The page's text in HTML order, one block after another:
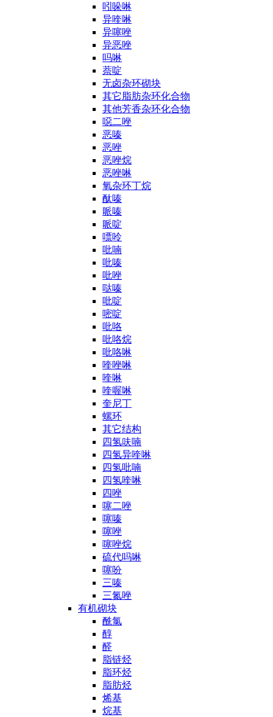
吲哚啉
异喹啉
异噻唑
异恶唑
吗啉
萘啶
无卤杂环砌块
其它脂肪杂环化合物
其他芳香杂环化合物
噁二唑
恶嗪
恶唑
恶唑烷
恶唑啉
氧杂环丁烷
酞嗪
哌嗪
哌啶
嘌呤
吡喃
吡嗪
吡唑
哒嗪
吡啶
嘧啶
吡咯
吡咯烷
吡咯啉
喹唑啉
喹啉
喹喔啉
奎尼丁
螺环
其它结构
四氢呋喃
四氢异喹啉
四氢吡喃
四氢喹啉
四唑
噻二唑
噻嗪
噻唑
噻唑烷
硫代吗啉
噻吩
三嗪
三氮唑
有机砌块
酰氯
醇
醛
脂链烃
脂环烃
脂肪烃
烯基
烷基